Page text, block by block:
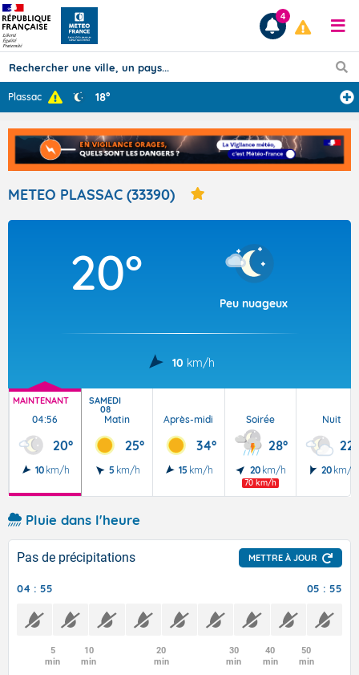
Prévisions
TOUS LES RÉSULTATS
Articles
4
Plassac 18°
METEO PLASSAC (33390)
20°
Peu nuageux
10 km/h
MAINTENANT
04:56
20°
10 km/h
SAMEDI
08
Matin
25°
5 km/h
Après-midi
34°
15 km/h
Soirée
28°
20 km/h
70 km/h
Nuit
22°
20 km/h
Pluie dans l'heure
Pas de précipitations METTRE À JOUR
04 : 55 05 : 55
5
min
10
min
20
min
30
min
40
min
50
min